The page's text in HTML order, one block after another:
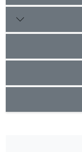
بنابراین، کارآفرینی
تحول اجتماعی، فرهنگی و